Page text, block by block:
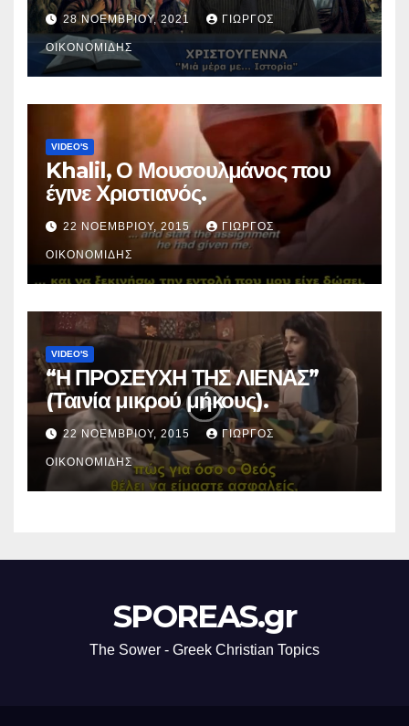
Χριστός; (Βίντεο).
28 ΝΟΕΜΒΡΊΟΥ, 2021 ΓΙΏΡΓΟΣ
ΟΙΚΟΝΟΜΊΔΗΣ
VIDEO'S
Khalil, Ο Μουσουλμάνος που
έγινε Χριστιανός.
22 ΝΟΕΜΒΡΊΟΥ, 2015 ΓΙΏΡΓΟΣ
ΟΙΚΟΝΟΜΊΔΗΣ
VIDEO'S
“Η ΠΡΟΣΕΥΧΗ ΤΗΣ ΛΙΕΝΑΣ”
(Ταινία μικρού μήκους).
22 ΝΟΕΜΒΡΊΟΥ, 2015 ΓΙΏΡΓΟΣ
ΟΙΚΟΝΟΜΊΔΗΣ
SPOREAS.gr
The Sower - Greek Christian Topics